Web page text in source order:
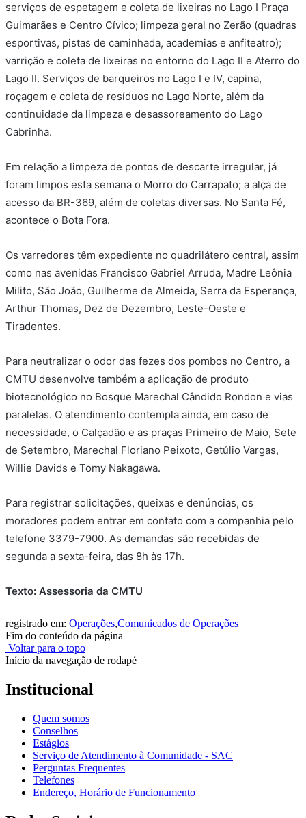
serviços de espetagem e coleta de lixeiras no Lago I Praça
Guimarães e Centro Cívico; limpeza geral no Zerão (quadras
esportivas, pistas de caminhada, academias e anfiteatro);
varrição e coleta de lixeiras no entorno do Lago II e Aterro do
Lago II. Serviços de barqueiros no Lago I e IV, capina,
roçagem e coleta de resíduos no Lago Norte, além da
continuidade da limpeza e desassoreamento do Lago
Cabrinha.
Em relação a limpeza de pontos de descarte irregular, já
foram limpos esta semana o Morro do Carrapato; a alça de
acesso da BR-369, além de coletas diversas. No Santa Fé,
acontece o Bota Fora.
Os varredores têm expediente no quadrilátero central, assim
como nas avenidas Francisco Gabriel Arruda, Madre Leônia
Milito, São João, Guilherme de Almeida, Serra da Esperança,
Arthur Thomas, Dez de Dezembro, Leste-Oeste e
Tiradentes.
Para neutralizar o odor das fezes dos pombos no Centro, a
CMTU desenvolve também a aplicação de produto
biotecnológico no Bosque Marechal Cândido Rondon e vias
paralelas. O atendimento contempla ainda, em caso de
necessidade, o Calçadão e as praças Primeiro de Maio, Sete
de Setembro, Marechal Floriano Peixoto, Getúlio Vargas,
Willie Davids e Tomy Nakagawa.
Para registrar solicitações, queixas e denúncias, os
moradores podem entrar em contato com a companhia pelo
telefone 3379-7900. As demandas são recebidas de
segunda a sexta-feira, das 8h às 17h.
Texto: Assessoria da CMTU
registrado em: Operações,Comunicados de Operações
Fim do conteúdo da página
Voltar para o topo
Início da navegação de rodapé
Institucional
Quem somos
Conselhos
Estágios
Serviço de Atendimento à Comunidade - SAC
Perguntas Frequentes
Telefones
Endereço, Horário de Funcionamento